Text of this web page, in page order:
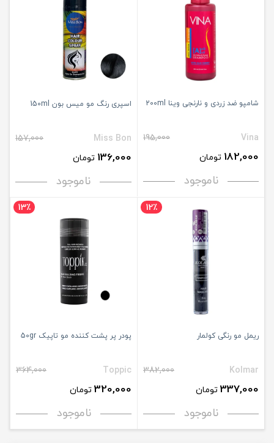
شامپو ضد زردی و نارنجی وینا 200ml
Vina
195,000
182,000 تومان
ناموجود
اسپری رنگ مو میس بون 150ml
Miss Bon
157,000
136,000 تومان
ناموجود
12٪
ریمل مو رنگی کولمار
Kolmar
382,000
337,000 تومان
ناموجود
13٪
پودر پر پشت کننده مو تاپیک 50gr
Toppic
364,000
320,000 تومان
ناموجود